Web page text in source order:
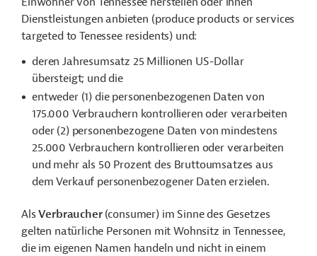
Dienstleistungen anbieten (produce products or services
targeted to Tenessee residents) und:
deren Jahresumsatz 25 Millionen US-Dollar
übersteigt; und die
entweder (1) die personenbezogenen Daten von
175.000 Verbrauchern kontrollieren oder verarbeiten
oder (2) personenbezogene Daten von mindestens
25.000 Verbrauchern kontrollieren oder verarbeiten
und mehr als 50 Prozent des Bruttoumsatzes aus
dem Verkauf personenbezogener Daten erzielen.
AlsVerbraucher(consumer) im Sinne des Gesetzes
gelten natürliche Personen mit Wohnsitz in Tennessee,
die im eigenen Namen handeln und nicht in einem